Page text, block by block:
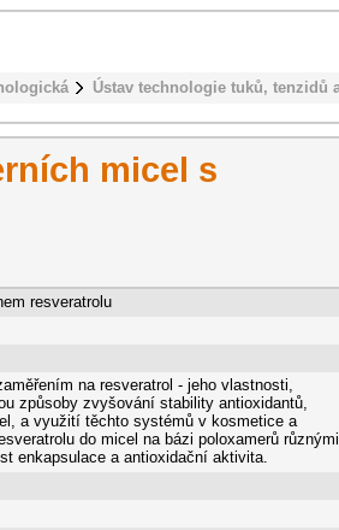
Ústav technologie tuků, tenzidů
micel s
resveratrolu
na resveratrol - jeho vlastnosti,
způsoby zvyšování stability antioxidantů,
a využití těchto systémů v kosmetice a
do micel na bázi poloxamerů různými
enkapsulace a antioxidační aktivita.